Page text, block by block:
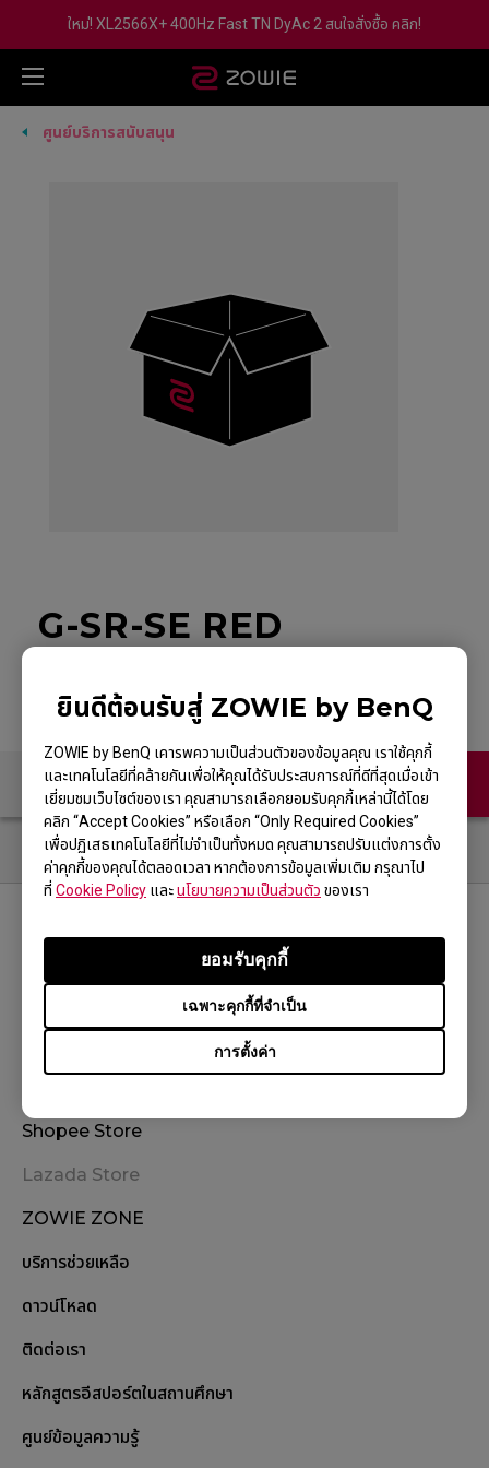
ยินดีต้อนรับสู่ ZOWIE by BenQ
ZOWIE by BenQ เคารพความเป็นส่วนตัวของข้อมูลคุณ เราใช้คุกกี้
และเทคโนโลยีที่คล้ายกันเพื่อให้คุณได้รับประสบการณ์ที่ดีที่สุดเมื่อเข้า
เยี่ยมชมเว็บไซต์ของเรา คุณสามารถเลือกยอมรับคุกกี้เหล่านี้ได้โดย
คลิก “Accept Cookies” หรือเลือก “Only Required Cookies”
เพื่อปฏิเสธเทคโนโลยีที่ไม่จำเป็นทั้งหมด คุณสามารถปรับแต่งการตั้ง
ค่าคุกกี้ของคุณได้ตลอดเวลา หากต้องการข้อมูลเพิ่มเติม กรุณาไป
ที่ Cookie Policy และนโยบายความเป็นส่วนตัว ของเรา
การตั้งค่า
เฉพาะคุกกี้ที่จำเป็น
ยอมรับคุกกี้
ใหม่! XL2566X+ 400Hz Fast TN DyAc 2 สนใจสั่งซื้อ คลิก!
ศูนย์บริการสนับสนุน
G-SR-SE RED
ติดต่อเรา
ติดตามเรา
Shopee Store
Lazada Store
ZOWIE ZONE
บริการช่วยเหลือ
ดาวน์โหลด
ติดต่อเรา
หลักสูตรอีสปอร์ตในสถานศึกษา
ศูนย์ข้อมูลความรู้